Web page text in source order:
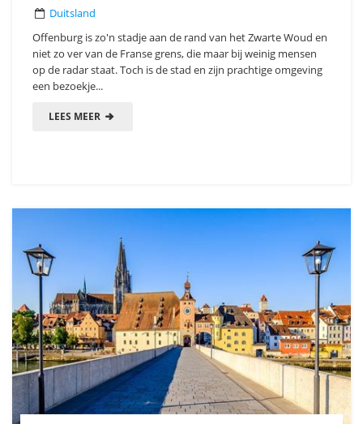
Duitsland
Offenburg is zo'n stadje aan de rand van het Zwarte Woud en
niet zo ver van de Franse grens, die maar bij weinig mensen
op de radar staat. Toch is de stad en zijn prachtige omgeving
een bezoekje...
LEES MEER